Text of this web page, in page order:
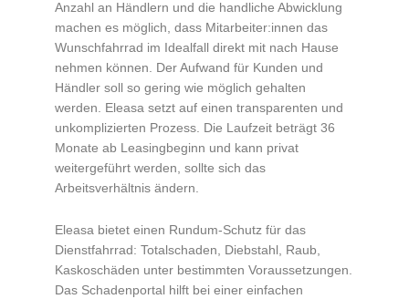
Anzahl an Händlern und die handliche Abwicklung
machen es möglich, dass Mitarbeiter:innen das
Wunschfahrrad im Idealfall direkt mit nach Hause
nehmen können. Der Aufwand für Kunden und
Händler soll so gering wie möglich gehalten
werden. Eleasa setzt auf einen transparenten und
unkomplizierten Prozess. Die Laufzeit beträgt 36
Monate ab Leasingbeginn und kann privat
weitergeführt werden, sollte sich das
Arbeitsverhältnis ändern.
Eleasa bietet einen Rundum-Schutz für das
Dienstfahrrad: Totalschaden, Diebstahl, Raub,
Kaskoschäden unter bestimmten Voraussetzungen.
Das Schadenportal hilft bei einer einfachen